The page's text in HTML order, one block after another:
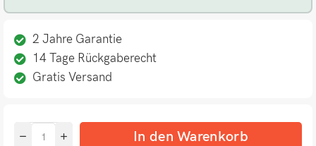
2 Jahre Garantie
14 Tage Rückgaberecht
Gratis Versand
In den Warenkorb